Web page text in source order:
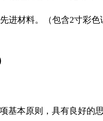
进材料。（包含2寸彩
基本原则，具有良好的